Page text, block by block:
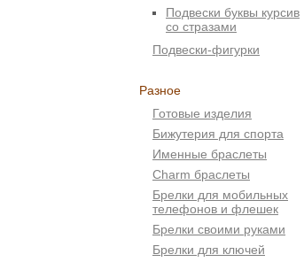
Подвески буквы курсив
со стразами
Подвески-фигурки
Разное
Готовые изделия
Бижутерия для спорта
Именные браслеты
Charm браслеты
Брелки для мобильных
телефонов и флешек
Брелки своими руками
Брелки для ключей